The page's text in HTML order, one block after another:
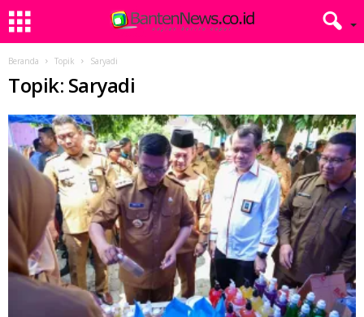
Beranda Topik Saryadi
Topik: Saryadi